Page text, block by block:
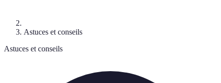
Astuces et conseils
Astuces et conseils